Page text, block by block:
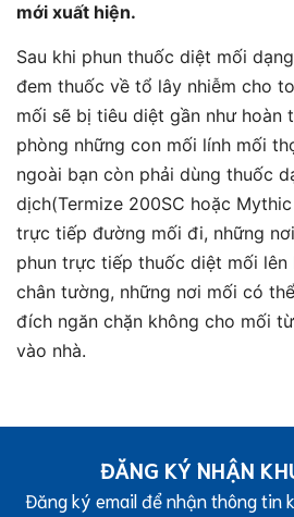
mới xuất hiện.
Sau khi phun thuốc diệt mối
đem thuốc về tổ lây nhiễm cho
mối sẽ bị tiêu diệt gần như hoàn
phòng những con mối lính mối
ngoài bạn còn phải dùng thuốc
dịch(Termize 200SC hoặc
trực tiếp đường mối đi, những
phun trực tiếp thuốc diệt mối lên
chân tường, những nơi mối có
đích ngăn chặn không cho mối
vào nhà.
ĐĂNG KÝ NHẬN
Đăng ký email để nhận thông tin